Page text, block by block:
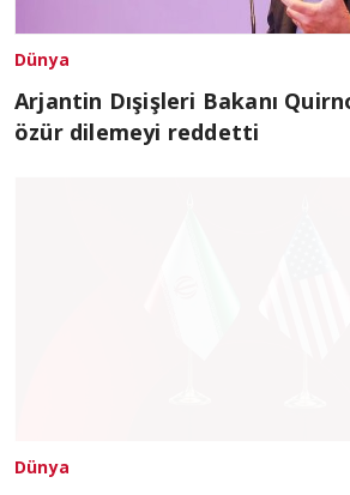
Dünya
Arjantin Dışişleri Bakanı
özür dilemeyi reddetti
Dünya